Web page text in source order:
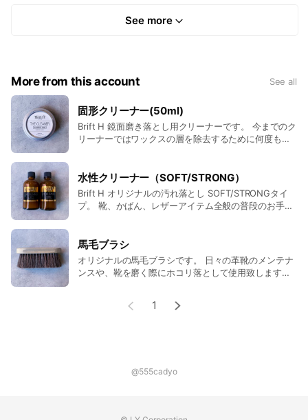
See more
More from this account See all
固形クリーナー(50ml)
Brift H 鏡面磨き落とし用クリーナーです。 今までのク
リーナーではワックスの層を除去するために何度もク
に ワックスが溶けて拭えるように調合致しました。
水性クリーナー（SOFT/STRONG）
Brift H オリジナルの汚れ落とし SOFT/STRONGタイ
プ。 靴、かばん、レザーアイテム全般の普段のお手入
STRONGは職人が使っているプロ用のもので、靴磨き
上級者向けです。落ちにくい頑固な汚れや、鏡面磨き
の際にできたワックスの膜も取れます。
馬毛ブラシ
オリジナルの馬毛ブラシです。 日々の革靴のメンテナ
ンスや、靴を磨く際にホコリ落として使用致します。
1
@555cadyo